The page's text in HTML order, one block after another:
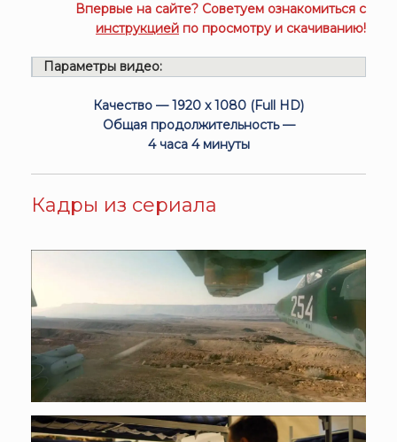
Впервые на сайте? Советуем ознакомиться с
инструкцией по просмотру и скачиванию!
Параметры видео:
Качество — 1920 x 1080 (Full HD)
Общая продолжительность —
4 часа 4 минуты
Кадры из сериала